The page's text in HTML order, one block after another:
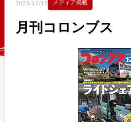
2023/12/12 メディア掲載
月刊コロンブス